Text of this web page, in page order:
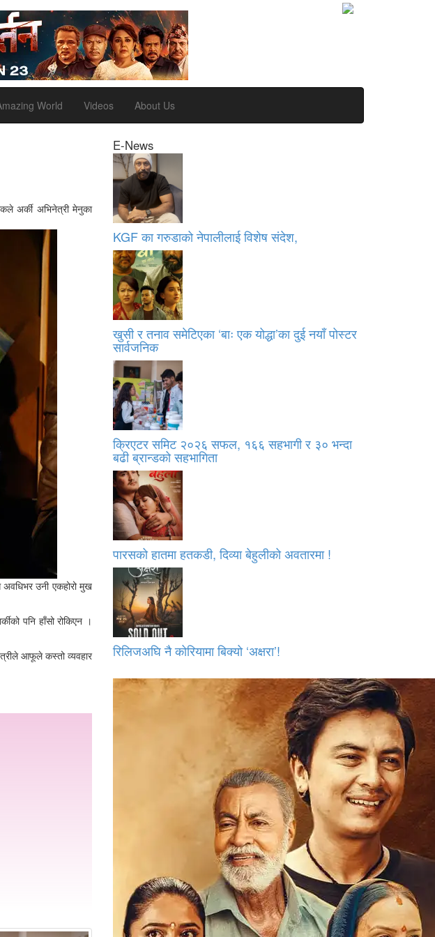
World Videos About Us
अर्की अभिनेत्री मेनुका
उनी एकहोरो मुख
पनि हाँसो रोकिएन ।
आफूले कस्तो व्यवहार
E-News
KGF का गरुडाको नेपालीलाई विशेष संदेश,
खुसी र तनाव समेटिएका ‘बाः एक योद्धा’का दुई नयाँ पोस्टर
सार्वजनिक
क्रिएटर समिट २०२६ सफल, १६६ सहभागी र ३० भन्दा
बढी ब्रान्डको सहभागिता
पारसको हातमा हतकडी, दिव्या बेहुलीको अवतारमा !
रिलिजअघि नै कोरियामा बिक्यो ‘अक्षरा’!